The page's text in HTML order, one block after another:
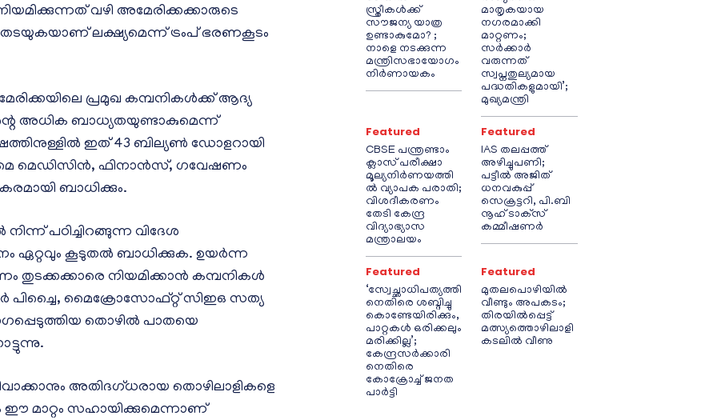
വഴി അമേരിക്കക്കാരുടെ
ലക്ഷ്യമെന്ന് ട്രംപ് ഭരണകൂടം
പ്രമുഖ കമ്പനികൾക്ക് ആദ്യ
അധിക ബാധ്യതയുണ്ടാകുമെന്ന്
ഇത് 43 ബില്യൺ ഡോളറായി
മെഡിസിൻ, ഫിനാൻസ്, ഗവേഷണം
ബാധിക്കും.
പഠിച്ചിറങ്ങുന്ന വിദേശ
ഏറ്റവും കൂടുതൽ ബാധിക്കുക. ഉയർന്ന
തുടക്കക്കാരെ നിയമിക്കാൻ കമ്പനികൾ
പിച്ചൈ, മൈക്രോസോഫ്റ്റ് സിഇഒ സത്യ
തൊഴിൽ പാതയെ
അതിദഗ്ധരായ തൊഴിലാളികളെ
ഈ മാറ്റം സഹായിക്കുമെന്നാണ്
സ്ത്രീകൾക്ക്
സൗജന്യ യാത്ര
ഉണ്ടാകുമോ? ;
നാളെ നടക്കുന്ന
മന്ത്രിസഭായോഗം
നിർണായകം
മാതൃകയായ
നഗരമാക്കി
മാറ്റണം;
സർക്കാർ
വരുന്നത്
സ്വപ്നതുല്യമായ
പദ്ധതികളുമായി’;
മുഖ്യമന്ത്രി
Featured
CBSE പന്ത്രണ്ടാം
ക്ലാസ് പരീക്ഷാ
മൂല്യനിർണയത്തി
ൽ വ്യാപക പരാതി;
വിശദീകരണം
തേടി കേന്ദ്ര
വിദ്യാഭ്യാസ
മന്ത്രാലയം
Featured
IAS തലപ്പത്ത്
അഴിച്ചുപണി;
പട്ടീല്‍ അജിത്
ധനവകുപ്പ്
സെക്രട്ടറി, പി.ബി
നൂഹ് ടാക്‌സ്
കമ്മീഷണര്‍
Featured
‘സ്വേച്ഛാധിപത്യത്തി
നെതിരെ ശബ്ദിച്ചു
കൊണ്ടേയിരിക്കും,
പാറ്റകൾ ഒരിക്കലും
മരിക്കില്ല’;
കേന്ദ്രസർക്കാരി
നെതിരെ
കോക്രോച്ച് ജനത
പാർട്ടി
Featured
മുതലപൊഴിയിൽ
വീണ്ടും അപകടം;
തിരയിൽപ്പെട്ട്
മത്സ്യത്തൊഴിലാളി
കടലിൽ വീണു